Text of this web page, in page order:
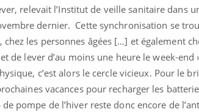
relevait l’Institut de veille sanitaire dans
dernier. Cette synchronisation se
les personnes âgées […] et également
de lever d’au moins une heure le week-end
c’est alors le cercle vicieux. Pour le
vacances pour recharger les
pompe de l’hiver reste donc encore de